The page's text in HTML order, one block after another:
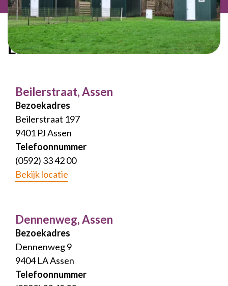
Locatie
Beilerstraat, Assen
Bezoekadres
Beilerstraat 197
9401 PJ Assen
Telefoonnummer
(0592) 33 42 00
Bekijk locatie
Dennenweg, Assen
Bezoekadres
Dennenweg 9
9404 LA Assen
Telefoonnummer